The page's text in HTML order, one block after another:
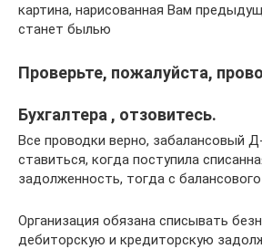
картина, нарисованная Вам
станет былью
Проверьте, пожалуйста,
Бухгалтера , отзовитесь.
Все проводки верно, забалансовый
ставиться, когда поступила
задолженность, тогда с
Организация обязана списывать
дебиторскую и кредиторскую